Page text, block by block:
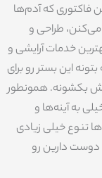
که آدم‌ها
می‌کنن، طراحی و
خدمات آرایشی و
این بستر رو برای
بکشونه. همونطور
به آینه‌ها و
تنوع خیلی زیادی
دوست دارین رو